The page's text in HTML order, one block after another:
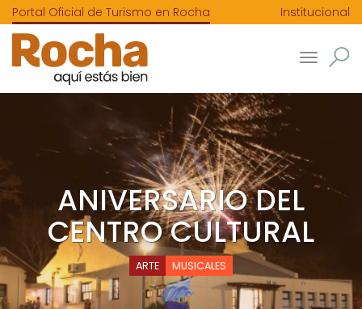
Portal Oficial de Turismo en Rocha Institucional
Toggle
ANIVERSARIO DEL
CENTRO CULTURAL
ARTE MUSICALES